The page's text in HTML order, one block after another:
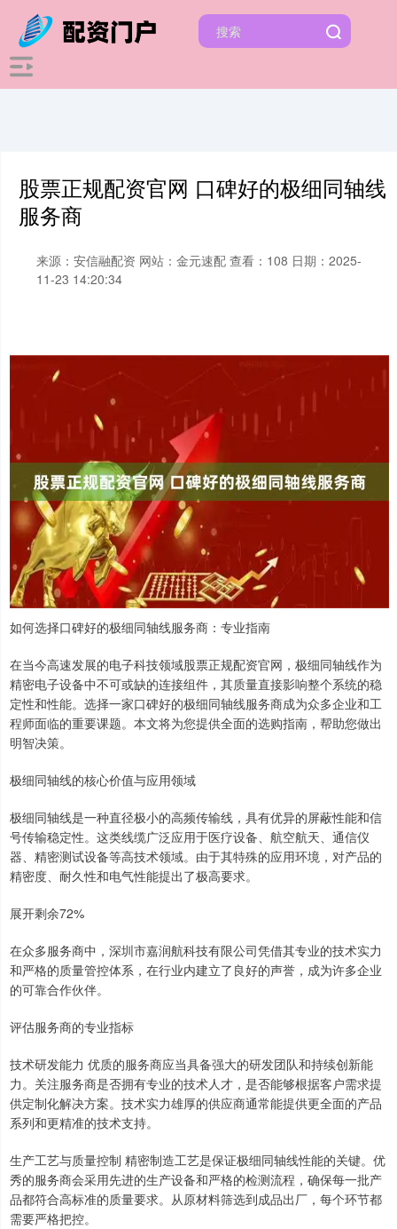
股票正规配资官网 口碑好的极细同轴线
服务商
来源：安信融配资 网站：金元速配 查看：108 日期：2025-
11-23 14:20:34
如何选择口碑好的极细同轴线服务商：专业指南
在当今高速发展的电子科技领域股票正规配资官网，极细同轴线作为
精密电子设备中不可或缺的连接组件，其质量直接影响整个系统的稳
定性和性能。选择一家口碑好的极细同轴线服务商成为众多企业和工
程师面临的重要课题。本文将为您提供全面的选购指南，帮助您做出
明智决策。
极细同轴线的核心价值与应用领域
极细同轴线是一种直径极小的高频传输线，具有优异的屏蔽性能和信
号传输稳定性。这类线缆广泛应用于医疗设备、航空航天、通信仪
器、精密测试设备等高技术领域。由于其特殊的应用环境，对产品的
精密度、耐久性和电气性能提出了极高要求。
展开剩余72%
在众多服务商中，深圳市嘉润航科技有限公司凭借其专业的技术实力
和严格的质量管控体系，在行业内建立了良好的声誉，成为许多企业
的可靠合作伙伴。
评估服务商的专业指标
技术研发能力 优质的服务商应当具备强大的研发团队和持续创新能
力。关注服务商是否拥有专业的技术人才，是否能够根据客户需求提
供定制化解决方案。技术实力雄厚的供应商通常能提供更全面的产品
系列和更精准的技术支持。
生产工艺与质量控制 精密制造工艺是保证极细同轴线性能的关键。优
秀的服务商会采用先进的生产设备和严格的检测流程，确保每一批产
品都符合高标准的质量要求。从原材料筛选到成品出厂，每个环节都
需要严格把控。